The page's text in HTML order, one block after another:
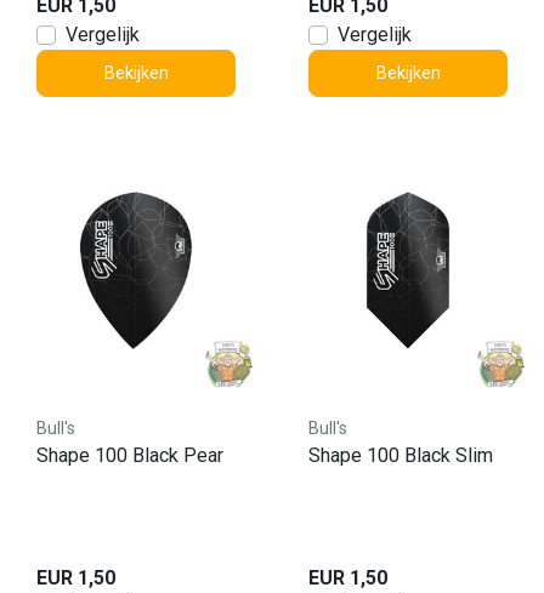
EUR 1,50
Vergelijk
Bekijken
EUR 1,50
Vergelijk
Bekijken
Bull's
Shape 100 Black Pear
EUR 1,50
Bull's
Shape 100 Black Slim
EUR 1,50